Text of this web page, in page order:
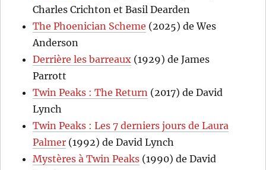
Charles Crichton et Basil Dearden
The Phoenician Scheme (2025) de Wes
Anderson
Derrière les barreaux (1929) de James
Parrott
Twin Peaks : The Return (2017) de David
Lynch
Twin Peaks : Les 7 derniers jours de Laura
Palmer (1992) de David Lynch
Mystères à Twin Peaks (1990) de David